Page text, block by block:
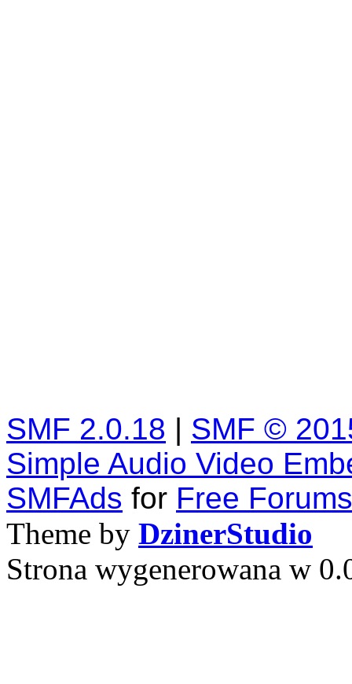
SMF 2.0.18 | SMF ©
Simple Audio Video
SMFAds for Free Forums
Theme by DzinerStudio
Strona wygenerowana w